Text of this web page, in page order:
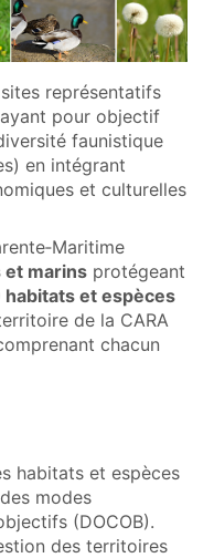
représentatifs
pour objectif
faunistique
en intégrant
et culturelles
marins protégeant
habitats et espèces
de la CARA
chacun
habitats et espèces
modes
(DOCOB).
des territoires